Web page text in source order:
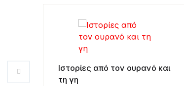
Ιστορίες από τον ουρανό και
τη γη